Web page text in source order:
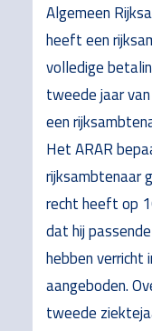
Algemeen
heeft een
volledige
tweede jaar
een
Het ARAR
rijksambtenaar
recht heeft op
dat hij
hebben verricht
aangeboden.
tweede